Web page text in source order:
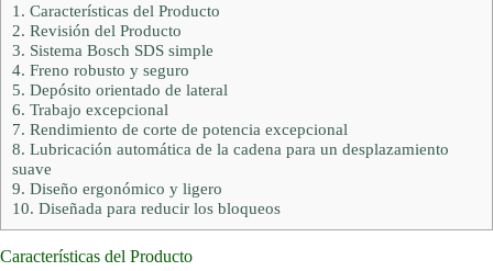
1. Características del Producto
2. Revisión del Producto
3. Sistema Bosch SDS simple
4. Freno robusto y seguro
5. Depósito orientado de lateral
6. Trabajo excepcional
7. Rendimiento de corte de potencia excepcional
8. Lubricación automática de la cadena para un desplazamiento
suave
9. Diseño ergonómico y ligero
10. Diseñada para reducir los bloqueos
Características del Producto